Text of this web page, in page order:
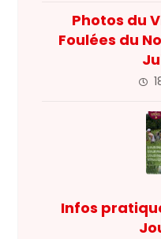
Photos du
Foulées du
Infos